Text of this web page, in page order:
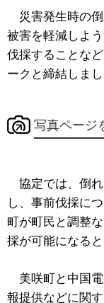
災害発生時の倒
被害を軽減しよう
伐採することな
ークと締結しまし
写真ページ
協定では、倒れ
し、事前伐採に
町が町民と調整
採が可能になると
美咲町と中国電
報提供などに関